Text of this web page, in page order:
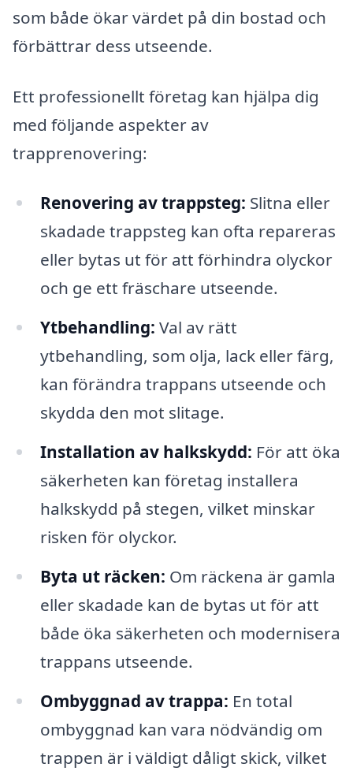
som både ökar värdet på din bostad och
förbättrar dess utseende.
Ett professionellt företag kan hjälpa dig
med följande aspekter av
trapprenovering:
Renovering av trappsteg: Slitna eller
skadade trappsteg kan ofta repareras
eller bytas ut för att förhindra olyckor
och ge ett fräschare utseende.
Ytbehandling: Val av rätt
ytbehandling, som olja, lack eller färg,
kan förändra trappans utseende och
skydda den mot slitage.
Installation av halkskydd: För att öka
säkerheten kan företag installera
halkskydd på stegen, vilket minskar
risken för olyckor.
Byta ut räcken: Om räckena är gamla
eller skadade kan de bytas ut för att
både öka säkerheten och modernisera
trappans utseende.
Ombyggnad av trappa: En total
ombyggnad kan vara nödvändig om
trappen är i väldigt dåligt skick, vilket